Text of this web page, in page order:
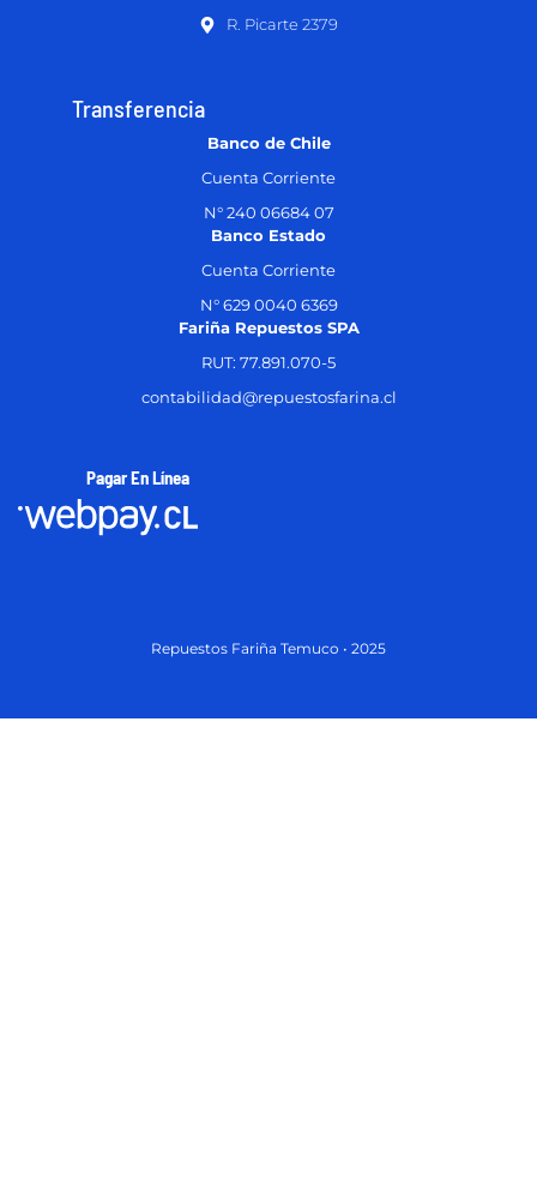
R. Picarte 2379
Transferencia
Banco de Chile
Cuenta Corriente
N° 240 06684 07
Banco Estado
Cuenta Corriente
N° 629 0040 6369
Fariña Repuestos SPA
RUT: 77.891.070-5
contabilidad@repuestosfarina.cl
Pagar En Línea
Repuestos Fariña Temuco • 2025